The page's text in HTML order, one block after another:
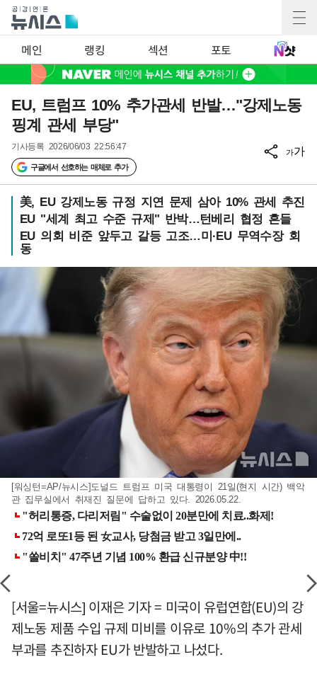
메인 랭킹 섹션 포토
EU, 트럼프 10% 추가관세 반발…"강제노동
핑계 관세 부당"
기사등록 2026/06/03 22:56:47
구글에서 선호하는 매체로 추가
가가
美, EU 강제노동 규정 지연 문제 삼아 10% 관세 추진
EU "세계 최고 수준 규제" 반박…턴베리 협정 흔들
EU 의회 비준 앞두고 갈등 고조…미·EU 무역수장 회
동
[워싱턴=AP/뉴시스]도널드 트럼프 미국 대통령이 21일(현지 시간) 백악
관 집무실에서 취재진 질문에 답하고 있다. 2026.05.22.
[서울=뉴시스] 이재은 기자 = 미국이 유럽연합(EU)의 강
제노동 제품 수입 규제 미비를 이유로 10%의 추가 관세
부과를 추진하자 EU가 반발하고 나섰다.